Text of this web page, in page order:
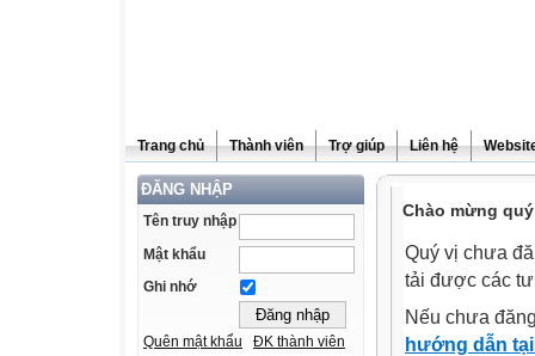
Trang chủ Thành viên Trợ giúp Liên hệ
ĐĂNG NHẬP
Tên truy nhập
Mật khẩu
Ghi nhớ
Quên mật khẩu ĐK thành viên
Chào mừng
Quý vị chưa
tải được các
Nếu chưa
hướng dẫn